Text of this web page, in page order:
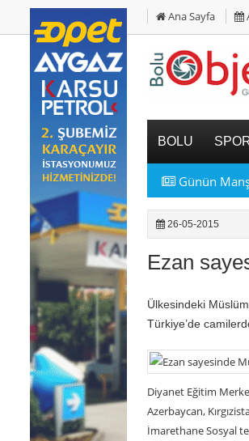
Ana Sayfa
BOLU
Günün
26-05-2015
Ezan
Ülkesindeki
Türkiye’de
Diyanet Eğitim
Azerbaycan,
İmarethane Sosyal